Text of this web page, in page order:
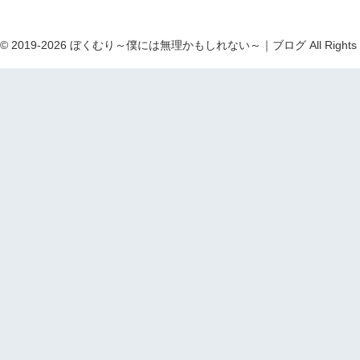
2019-2026 ぼくむり～僕には無理かもしれない～｜ブログ All Rights